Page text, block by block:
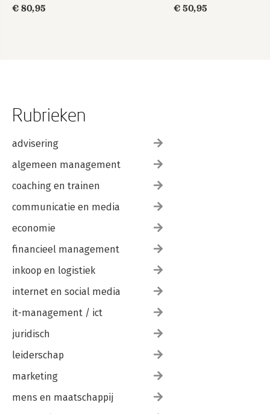
€ 80,95
€ 50,95
Rubrieken
advisering
algemeen management
coaching en trainen
communicatie en media
economie
financieel management
inkoop en logistiek
internet en social media
it-management / ict
juridisch
leiderschap
marketing
mens en maatschappij